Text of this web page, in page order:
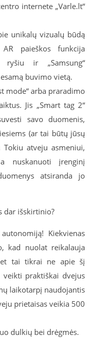
internete „Varle.lt“
unikalų vizualų būdą
paieškos funkcija
ryšiu ir „Samsung“
buvimo vietą.
mode“ arba praradimo
Jis „Smart tag 2“
savo duomenis,
(ar tai būtų jūsų
atveju asmeniui,
nuskanuoti įrenginį
atsiranda jo
dar išskirtinio?
Kiekvienas
kad nuolat reikalauja
tai tikrai ne apie šį
veikti praktiškai dvejus
laikotarpį naudojantis
prietaisas veikia 500
dulkių bei drėgmės.